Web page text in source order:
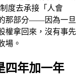
度去承接「人會
那部分——因為一旦
權拿回來，沒有事先
場。
四年加一年